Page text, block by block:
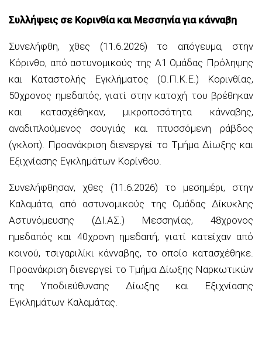
Συλλήψεις σε Κορινθία και Μεσσηνία για κάνναβη
Συνελήφθη, χθες (11.6.2026) το απόγευμα, στην
Κόρινθο, από αστυνομικούς της Α1 Ομάδας Πρόληψης
και Καταστολής Εγκλήματος (Ο.Π.Κ.Ε.) Κορινθίας,
50χρονος ημεδαπός, γιατί στην κατοχή του βρέθηκαν
και κατασχέθηκαν, μικροποσότητα κάνναβης,
αναδιπλούμενος σουγιάς και πτυσσόμενη ράβδος
(γκλοπ). Προανάκριση διενεργεί το Τμήμα Δίωξης και
Εξιχνίασης Εγκλημάτων Κορίνθου.
Συνελήφθησαν, χθες (11.6.2026) το μεσημέρι, στην
Καλαμάτα, από αστυνομικούς της Ομάδας Δίκυκλης
Αστυνόμευσης (ΔΙ.ΑΣ.) Μεσσηνίας, 48χρονος
ημεδαπός και 40χρονη ημεδαπή, γιατί κατείχαν από
κοινού, τσιγαριλίκι κάνναβης, το οποίο κατασχέθηκε.
Προανάκριση διενεργεί το Τμήμα Δίωξης Ναρκωτικών
της Υποδιεύθυνσης Δίωξης και Εξιχνίασης
Εγκλημάτων Καλαμάτας.